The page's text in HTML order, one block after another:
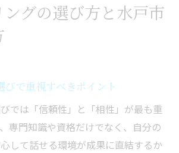
グの選び方と水戸市
びで重視すべきポイント
では「信頼性」と「相性」が最も重
専門知識や資格だけでなく、自分の
して話せる環境が成果に直結するか